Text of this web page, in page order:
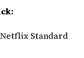
Standard